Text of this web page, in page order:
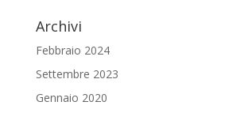
Archivi
Febbraio 2024
Settembre 2023
Gennaio 2020